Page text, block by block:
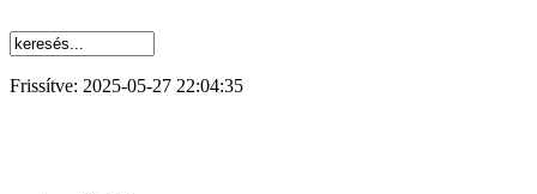
Frissítve: 2025-05-27 22:04:35